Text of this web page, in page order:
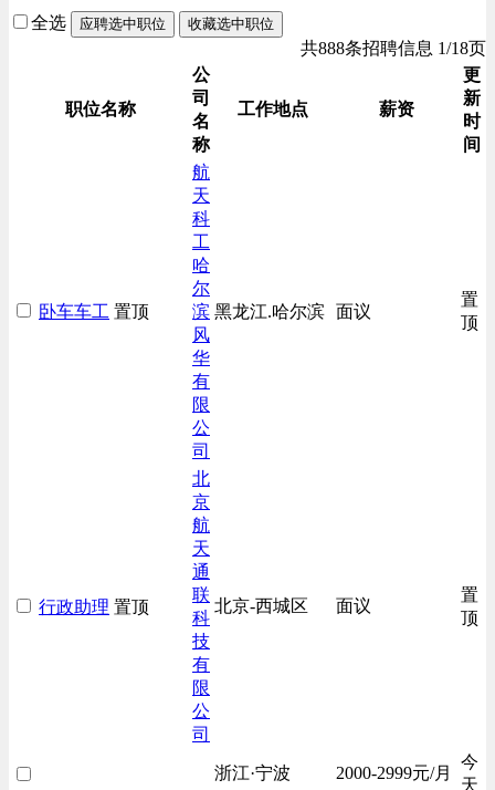
电力电气/能源/自动化
咨询/顾问/法律类
行政/后勤/文秘类
互联网/电子商务/游戏类
通信/移动互联网/手机类
房地产开发/物业管理类
全选 应聘选中职位 收藏选中职位
共888条招聘信息 1/18页
职位名称
公
司
名
称
工作地点 薪资
更
新
时
间
卧车车工 置顶
航
天
科
工
哈
尔
滨
风
华
有
限
公
司
黑龙江.哈尔滨 面议
置
顶
行政助理 置顶
北
京
航
天
通
联
科
技
有
限
公
司
北京-西城区 面议
置
顶
浙江·宁波 2000-2999元/月
今
天